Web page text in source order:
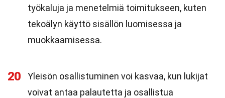
työkaluja ja menetelmiä toimitukseen, kuten
tekoälyn käyttö sisällön luomisessa ja
muokkaamisessa.
20
Yleisön osallistuminen voi kasvaa, kun lukijat
voivat antaa palautetta ja osallistua